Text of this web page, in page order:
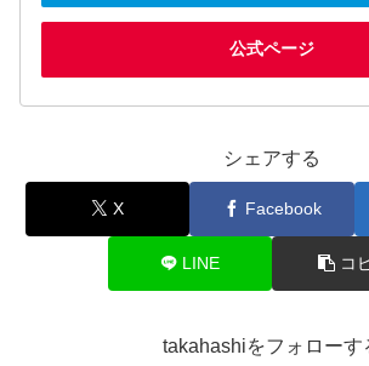
公式ページ
シェアする
X Facebook
LINE コ
takahashiをフォローす